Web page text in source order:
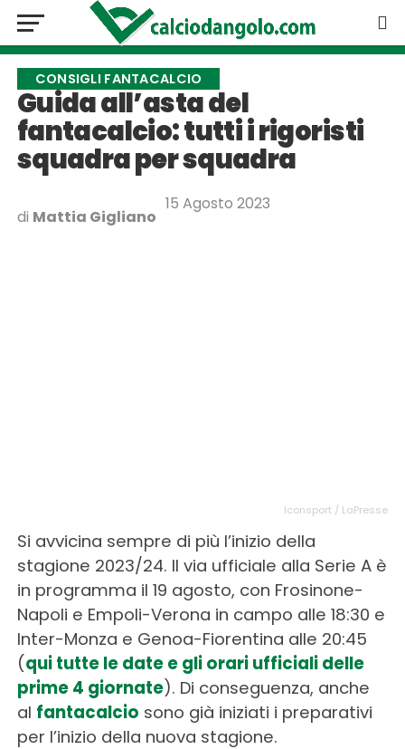
CONSIGLI FANTACALCIO
Guida all’asta del
fantacalcio: tutti i rigoristi
squadra per squadra
di Mattia Gigliano
15 Agosto 2023
Iconsport / LaPresse
Si avvicina sempre di più l’inizio della
stagione 2023/24. Il via ufficiale alla Serie A è
in programma il 19 agosto, con Frosinone-
Napoli e Empoli-Verona in campo alle 18:30 e
Inter-Monza e Genoa-Fiorentina alle 20:45
(qui tutte le date e gli orari ufficiali delle
prime 4 giornate). Di conseguenza, anche
al fantacalcio sono già iniziati i preparativi
per l’inizio della nuova stagione.